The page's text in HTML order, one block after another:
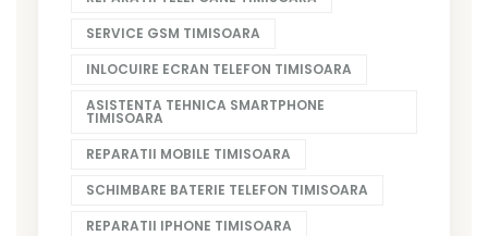
SERVICE GSM TIMISOARA
INLOCUIRE ECRAN TELEFON TIMISOARA
ASISTENTA TEHNICA SMARTPHONE
TIMISOARA
REPARATII MOBILE TIMISOARA
SCHIMBARE BATERIE TELEFON TIMISOARA
REPARATII IPHONE TIMISOARA